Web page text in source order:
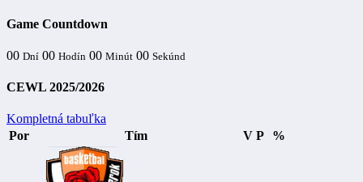
Game Countdown
00 Dní 00 Hodín 00 Minút 00 Sekúnd
CEWL 2025/2026
Kompletná tabuľka
Por
Tím V P %